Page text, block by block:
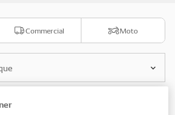
Commercial Moto